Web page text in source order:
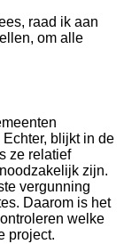
raad ik aan
om alle
blijkt in de
ze relatief
zijn.
vergunning
Daarom is het
welke
project.